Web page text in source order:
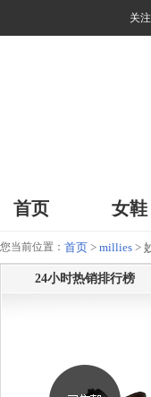
关注
首页 女鞋
您当前位置： 首页 > millies >
24小时热销排行榜